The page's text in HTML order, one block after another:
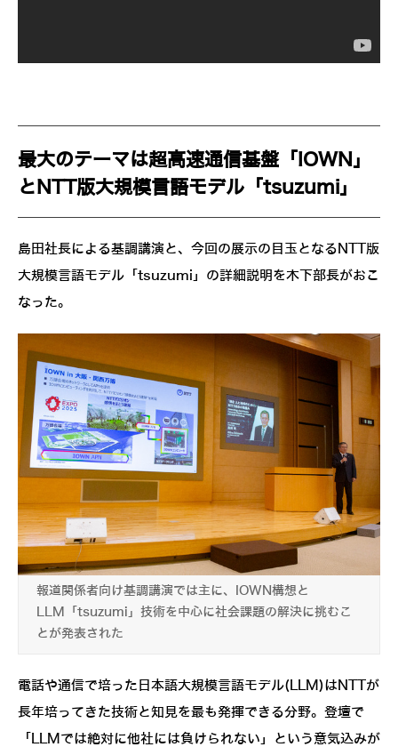
最大のテーマは超高速通信基盤「IOWN」
とNTT版大規模言語モデル「tsuzumi」
島田社長による基調講演と、今回の展示の目玉となるNTT版
大規模言語モデル「tsuzumi」の詳細説明を木下部長がおこ
なった。
報道関係者向け基調講演では主に、IOWN構想と
LLM「tsuzumi」技術を中心に社会課題の解決に挑むこ
とが発表された
電話や通信で培った日本語大規模言語モデル(LLM)はNTTが
長年培ってきた技術と知見を最も発揮できる分野。登壇で
「LLMでは絶対に他社には負けられない」という意気込みが